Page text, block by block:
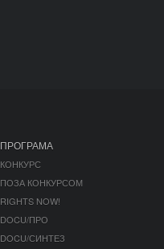
ПРОГРАМА
КОНКУРС
ПОЗА КОНКУРСОМ
RIGHTS NOW!
DOCU/ПРО
DOCU/СИНТЕЗ